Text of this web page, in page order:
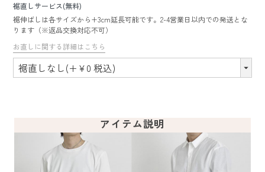
裾直しサービス(無料)
裾伸ばしは各サイズから+3cm延長可能です。2-4営業日以内での発送とな
ります（※返品交換対応不可）
お直しに関する詳細はこちら
アイテム説明